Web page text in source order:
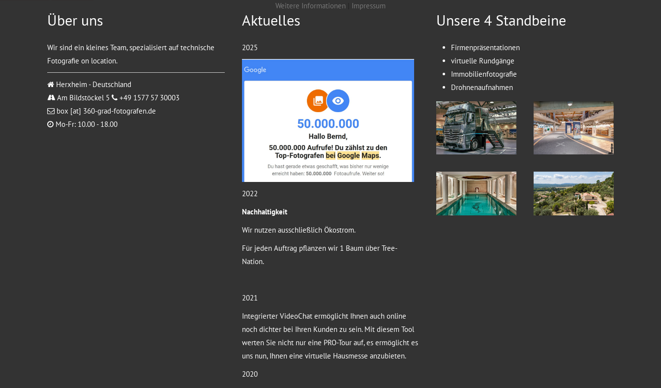
Über uns
Wir sind ein kleines Team, spezialisiert auf technische
Fotografie on location.
Herxheim - Deutschland
Am Bildstöckel 5
+49 1577 57 30003
box [at] 360-grad-fotografen.de
Mo-Fr: 10.00 - 18.00
Aktuelles
2025
2022
Nachhaltigkeit
Wir nutzen ausschließlich Ökostrom.
Für jeden Auftrag pflanzen wir 1 Baum über Tree-
Nation.
2021
Integrierter VideoChat ermöglicht Ihnen auch online
noch dichter bei Ihren Kunden zu sein. Mit diesem Tool
werten Sie nicht nur eine PRO-Tour auf, es ermöglicht es
uns nun, Ihnen eine virtuelle Hausmesse anzubieten.
2020
Unsere 4 Standbeine
Firmenpräsentationen
virtuelle Rundgänge
Immobilienfotografie
Drohnenaufnahmen
Weitere Informationen
Impressum